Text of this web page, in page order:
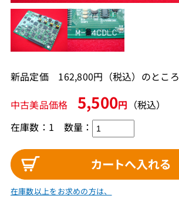
新品定価 162,800円（税込）のところ
中古美品価格 5,500円 （税込）
在庫数：1 数量：
在庫数以上をお求めの方は、